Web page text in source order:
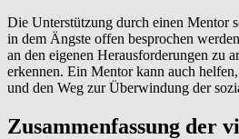
Die Unterstützung durch einen Mentor
in dem Ängste offen besprochen
an den eigenen Herausforderungen zu
erkennen. Ein Mentor kann auch
und den Weg zur Überwindung der
Zusammenfassung der